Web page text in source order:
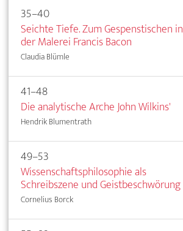
35–40
Seichte Tiefe. Zum Gespenstischen in
der Malerei Francis Bacon
Claudia Blümle
41–48
Die analytische Arche John Wilkins'
Hendrik Blumentrath
49–53
Wissenschaftsphilosophie als
Schreibszene und Geistbeschwörung
Cornelius Borck